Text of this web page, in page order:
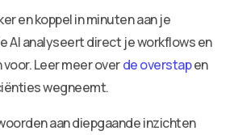
en koppel in minuten aan je
AI analyseert direct je workflows en
Leer meer overde overstapen
wegneemt.
aan diepgaande inzichten